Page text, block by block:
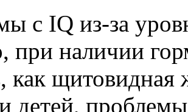
с IQ из-за
при наличии
как
детей,